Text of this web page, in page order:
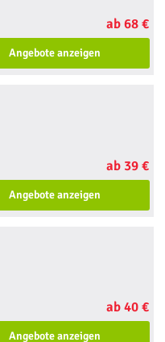
ab 68 €
Angebote anzeigen
ab 39 €
Angebote anzeigen
ab 40 €
Angebote anzeigen